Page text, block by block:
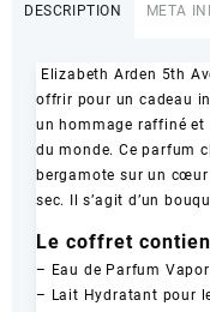
De
Parfum
5TH
Avenue
125
ML
parfumé
100
ML
DESCRIPTION META
Elizabeth Arden 5th
offrir pour un cadeau
un hommage raffiné et
du monde. Ce parfum
bergamote sur un
sec. Il s’agit d’un
Le coffret
– Eau de Parfum
– Lait Hydratant pour